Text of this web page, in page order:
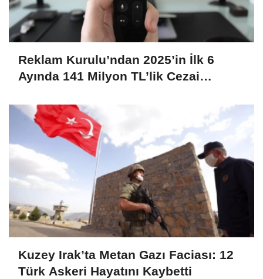
Reklam Kurulu’ndan 2025’in İlk 6
Ayında 141 Milyon TL’lik Cezai
Kuzey Irak’ta Metan Gazı Faciası: 12
Türk Askeri Hayatını Kaybetti